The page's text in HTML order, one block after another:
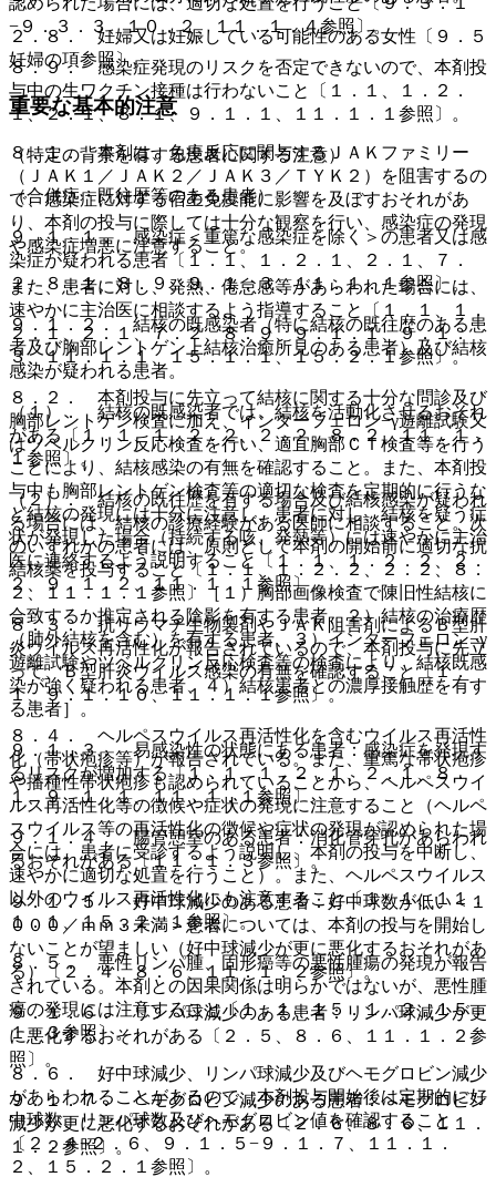
−９．３．３、１０．２、１１．１．４参照〕。
８．９． 感染症発現のリスクを否定できないので、本剤投
与中の生ワクチン接種は行わないこと〔１．１、１．２．
１、２．１、８．１、９．１．１、１１．１．１参照〕。
（特定の背景を有する患者に関する注意）
（合併症・既往歴等のある患者）
９．１．１． 感染症＜重篤な感染症を除く＞の患者又は感
染症が疑われる患者〔１．１、１．２．１、２．１、７．
２、８．１、８．９、９．１．３、１１．１．１参照〕。
９．１．２． 結核の既感染者（特に結核の既往歴のある患
者及び胸部レントゲン上結核治癒所見のある患者）及び結核
感染が疑われる患者。
（１）． 結核の既感染者では、結核を活動化させるおそれ
がある〔１．１、１．２．２、２．２、８．２、１１．１．
１参照〕。
（２）． 結核の既往歴を有する場合及び結核感染が疑われ
る場合には、結核の診療経験がある医師に相談すること。次
のいずれかの患者には、原則として本剤の開始前に適切な抗
結核薬を投与すること〔１．１、１．２．２、２．２、８．
２、１１．１．１参照〕［１）胸部画像検査で陳旧性結核に
合致するか推定される陰影を有する患者、２）結核の治療歴
（肺外結核を含む）を有する患者、３）インターフェロン−γ
遊離試験やツベルクリン反応検査等の検査により、結核既感
染が強く疑われる患者、４）結核患者との濃厚接触歴を有す
る患者］。
９．１．３． 易感染性の状態にある患者：感染症を発現す
るリスクが増加する〔１．１、１．２．１、２．１、８．
１、９．１．１、１１．１．１参照〕。
９．１．４． 腸管憩室のある患者：消化管穿孔があらわれ
るおそれがある〔１１．１．３参照〕。
９．１．５． 好中球減少のある患者：好中球数が低い＜１
０００／ｍｍ３未満＞患者については、本剤の投与を開始し
ないことが望ましい（好中球減少が更に悪化するおそれがあ
る）〔２．４、８．６、１１．１．２参照〕。
９．１．６． リンパ球減少のある患者：リンパ球減少が更
に悪化するおそれがある〔２．５、８．６、１１．１．２参
照〕。
９．１．７． ヘモグロビン減少のある患者：ヘモグロビン
減少が更に悪化するおそれがある〔２．６、８．６、１１．
１．２参照〕。
２．８． 妊婦又は妊娠している可能性のある女性〔９．５
妊婦の項参照〕。
重要な基本的注意
８．１． 本剤は、免疫反応に関与するＪＡＫファミリー
（ＪＡＫ１／ＪＡＫ２／ＪＡＫ３／ＴＹＫ２）を阻害するの
で、感染症に対する宿主免疫能に影響を及ぼすおそれがあ
り、本剤の投与に際しては十分な観察を行い、感染症の発現
や感染症増悪に注意すること。
また、患者に対し、発熱、倦怠感等があらわれた場合には、
速やかに主治医に相談するよう指導すること〔１．１、１．
２．１、２．１、７．２、８．９、９．１．１、９．１．
３、１１．１．１、１５．１．１、１５．２．１参照〕。
８．２． 本剤投与に先立って結核に関する十分な問診及び
胸部レントゲン検査に加え、インターフェロン−γ遊離試験又
はツベルクリン反応検査を行い、適宜胸部ＣＴ検査等を行う
ことにより、結核感染の有無を確認すること。また、本剤投
与中も胸部レントゲン検査等の適切な検査を定期的に行うな
ど結核の発現には十分に注意し、患者に対し、結核を疑う症
状が発現した場合（持続する咳、発熱等）には速やかに主治
医に連絡するよう説明すること〔１．１、１．２．２、２．
２、９．１．２、１１．１．１参照〕。
８．３． 抗リウマチ生物製剤やＪＡＫ阻害剤によるＢ型肝
炎ウイルス再活性化が報告されているので、本剤投与に先立
って、Ｂ型肝炎ウイルス感染の有無を確認すること〔１．
１、９．１．１０、１１．１．１参照〕。
８．４． ヘルペスウイルス再活性化を含むウイルス再活性
化（帯状疱疹等）が報告されている。また、重篤な帯状疱疹
や播種性帯状疱疹も認められていることから、ヘルペスウイ
ルス再活性化等の徴候や症状の発現に注意すること（ヘルペ
スウイルス等の再活性化の徴候や症状の発現が認められた場
合には、患者に受診するよう説明し、本剤の投与を中断し、
速やかに適切な処置を行うこと）。また、ヘルペスウイルス
以外のウイルス再活性化にも注意すること〔１．１、１１．
１．１、１５．２．１参照〕。
８．５． 悪性リンパ腫、固形癌等の悪性腫瘍の発現が報告
されている。本剤との因果関係は明らかではないが、悪性腫
瘍の発現には注意すること〔１．１、１５．１．２、１５．
１．３参照〕。
８．６． 好中球減少、リンパ球減少及びヘモグロビン減少
があらわれることがあるので、本剤投与開始後は定期的に好
中球数、リンパ球数及びヘモグロビン値を確認すること
〔２．４−２．６、９．１．５−９．１．７、１１．１．
２、１５．２．１参照〕。